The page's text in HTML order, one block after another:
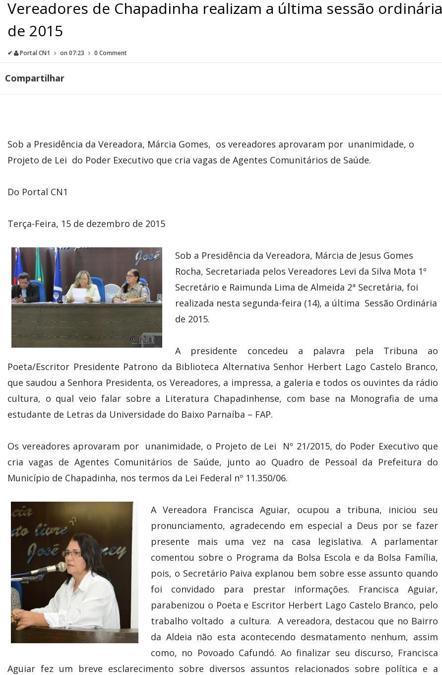
Vereadores de Chapadinha realizam a última sessão ordinária
de 2015
✔ Portal CN1 on 07:23 0 Comment
Compartilhar
Sob a Presidência da Vereadora, Márcia Gomes, os vereadores aprovaram por unanimidade, o
Projeto de Lei do Poder Executivo que cria vagas de Agentes Comunitários de Saúde.
Do Portal CN1
Terça-Feira, 15 de dezembro de 2015
Sob a Presidência da Vereadora, Márcia de Jesus Gomes
Rocha, Secretariada pelos Vereadores Levi da Silva Mota 1º
Secretário e Raimunda Lima de Almeida 2ª Secretária, foi
realizada nesta segunda-feira (14), a última Sessão Ordinária
de 2015.
A presidente concedeu a palavra pela Tribuna ao
Poeta/Escritor Presidente Patrono da Biblioteca Alternativa Senhor Herbert Lago Castelo Branco,
que saudou a Senhora Presidenta, os Vereadores, a impressa, a galeria e todos os ouvintes da rádio
cultura, o qual veio falar sobre a Literatura Chapadinhense, com base na Monografia de uma
estudante de Letras da Universidade do Baixo Parnaíba – FAP.
Os vereadores aprovaram por unanimidade, o Projeto de Lei Nº 21/2015, do Poder Executivo que
cria vagas de Agentes Comunitários de Saúde, junto ao Quadro de Pessoal da Prefeitura do
Município de Chapadinha, nos termos da Lei Federal nº 11.350/06.
A Vereadora Francisca Aguiar, ocupou a tribuna, iniciou seu
pronunciamento, agradecendo em especial a Deus por se fazer
presente mais uma vez na casa legislativa. A parlamentar
comentou sobre o Programa da Bolsa Escola e da Bolsa Família,
pois, o Secretário Paiva explanou bem sobre esse assunto quando
foi convidado para prestar informações. Francisca Aguiar,
parabenizou o Poeta e Escritor Herbert Lago Castelo Branco, pelo
trabalho voltado a cultura. A vereadora, destacou que no Bairro
da Aldeia não esta acontecendo desmatamento nenhum, assim
como, no Povoado Cafundó. Ao finalizar seu discurso, Francisca
Aguiar fez um breve esclarecimento sobre diversos assuntos relacionados sobre política e a